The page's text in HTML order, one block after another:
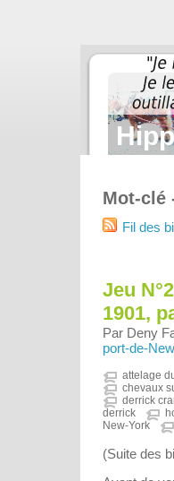
Mot-clé
Fil des
Jeu
1901,
Par Deny
port-de-
attelage
chevaux
derrick
derrick
New-York
(Suite des